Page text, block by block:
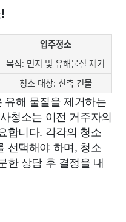
입주청소
목적: 먼지 및 유해물질 제거
청소 대상: 신축 건물
해 물질을 제거하는
청소는 이전 거주자의
합니다. 각각의 청소
선택해야 하며, 청소
한 상담 후 결정을 내